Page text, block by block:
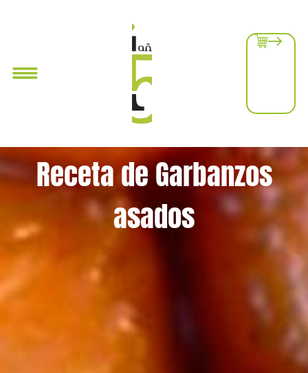
Receta de Garbanzos
asados